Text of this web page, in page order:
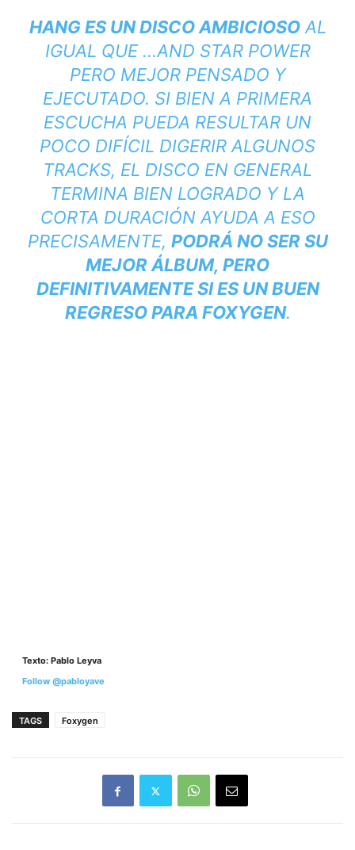
HANG ES UN DISCO AMBICIOSOAL
IGUAL QUE …AND STAR POWER
PERO MEJOR PENSADO Y
EJECUTADO. SI BIEN A PRIMERA
ESCUCHA PUEDA RESULTAR UN
POCO DIFÍCIL DIGERIR ALGUNOS
TRACKS, EL DISCO EN GENERAL
TERMINA BIEN LOGRADO Y LA
CORTA DURACIÓN AYUDA A ESO
PRECISAMENTE, PODRÁ NO SER SU
MEJOR ÁLBUM, PERO
DEFINITIVAMENTE SI ES UN BUEN
REGRESO PARA FOXYGEN.
Texto: Pablo Leyva
Follow @pabloyave
TAGS Foxygen